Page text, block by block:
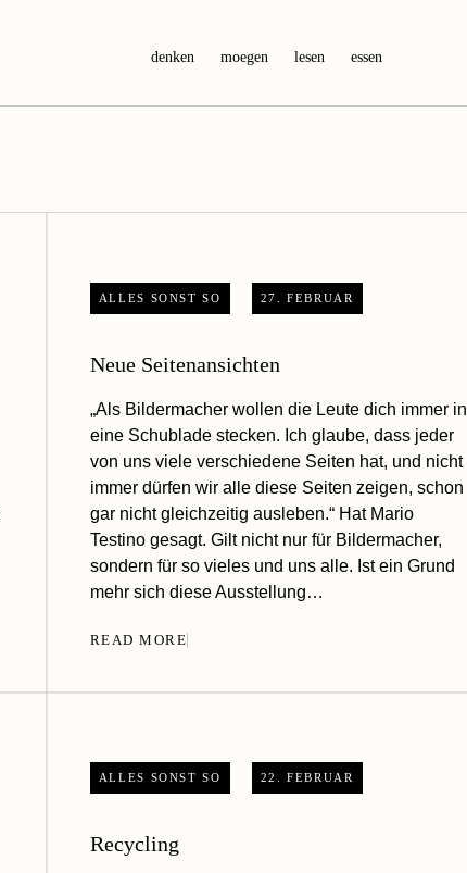
denken moegen lesen essen
27. FEBRUAR
ALLES SONST SO
Neue Seitenansichten
„Als Bildermacher wollen die Leute dich immer in
eine Schublade stecken. Ich glaube, dass jeder
von uns viele verschiedene Seiten hat, und nicht
immer dürfen wir alle diese Seiten zeigen, schon
gar nicht gleichzeitig ausleben.“ Hat Mario
Testino gesagt. Gilt nicht nur für Bildermacher,
sondern für so vieles und uns alle. Ist ein Grund
mehr sich diese Ausstellung…
READ MORE
22. FEBRUAR
ALLES SONST SO
Recycling